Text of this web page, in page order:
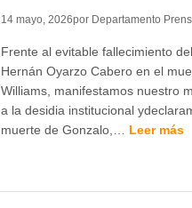
14 mayo, 2026por Departamento
Frente al evitable fallecimiento
Hernán Oyarzo Cabero en el
Williams, manifestamos nuestro
a la desidia institucional
muerte de Gonzalo,… Leer más